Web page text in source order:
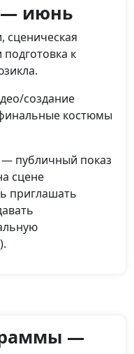
— июнь
сценическая
подготовка к
создание
костюмы
публичный показ
сцене
приглашать
—